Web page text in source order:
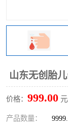
山东无创胎
价格： 999.00
产品数量：